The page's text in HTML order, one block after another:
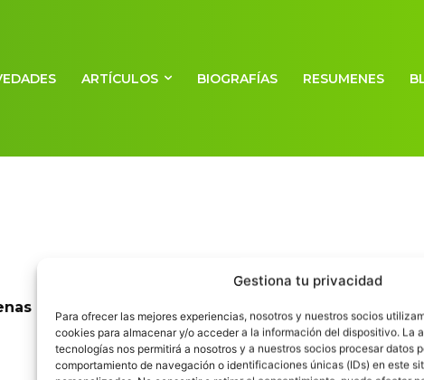
Gestiona tu privacidad
Para ofrecer las mejores experiencias, nosotros y nuestros socios
cookies para almacenar y/o acceder a la información del dispositivo. La
tecnologías nos permitirá a nosotros y a nuestros socios procesar datos
comportamiento de navegación o identificaciones únicas (IDs) en este
ARTÍCULOS BIOGRAFÍAS RESUMENES